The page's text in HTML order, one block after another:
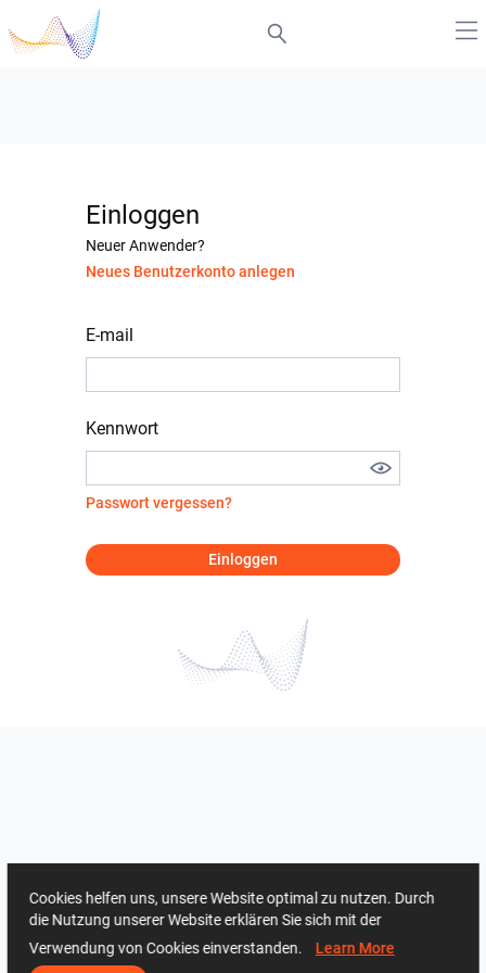
Einloggen
Neuer Anwender?
Neues Benutzerkonto anlegen
E-mail
Kennwort
Passwort vergessen?
Einloggen
Cookies helfen uns, unsere Website optimal zu nutzen. Durch
die Nutzung unserer Website erklären Sie sich mit der
Verwendung von Cookies einverstanden. Learn More